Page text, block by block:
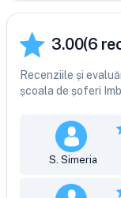
3.00(6
Recenziile și
școala de șoferi
S. Simeria